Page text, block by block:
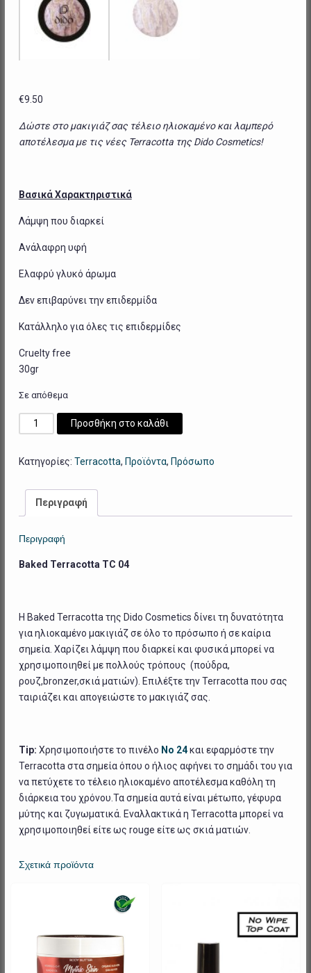
€9.50
Δώστε στο μακιγιάζ σας τέλειο ηλιοκαμένο και λαμπερό
αποτέλεσμα με τις νέες Terracotta της Dido Cosmetics!
Βασικά Χαρακτηριστικά
Λάμψη που διαρκεί
Ανάλαφρη υφή
Ελαφρύ γλυκό άρωμα
Δεν επιβαρύνει την επιδερμίδα
Κατάλληλο για όλες τις επιδερμίδες
Cruelty free
30gr
Σε απόθεμα
Baked
Terracotta
04
Προσθήκη στο καλάθι
Κατηγορίες: Terracotta, Προϊόντα, Πρόσωπο
Περιγραφή
Περιγραφή
Baked Terracotta TC 04
H Baked Terracotta της Dido Cosmetics δίνει τη δυνατότητα
για ηλιοκαμένο μακιγιάζ σε όλο το πρόσωπο ή σε καίρια
σημεία. Χαρίζει λάμψη που διαρκεί και φυσικά μπορεί να
χρησιμοποιηθεί με πολλούς τρόπους (πούδρα,
ρουζ,bronzer,σκιά ματιών). Επιλέξτε την Terracotta που σας
ταιριάζει και απογειώστε το μακιγιάζ σας.
Tip: Χρησιμοποιήστε το πινέλο Νο 24και εφαρμόστε την
Terracotta στα σημεία όπου ο ήλιος αφήνει το σημάδι του για
να πετύχετε το τέλειο ηλιοκαμένο αποτέλεσμα καθόλη τη
διάρκεια του χρόνου.Τα σημεία αυτά είναι μέτωπο, γέφυρα
μύτης και ζυγωματικά. Εναλλακτικά η Terracotta μπορεί να
χρησιμοποιηθεί είτε ως rouge είτε ως σκιά ματιών.
Σχετικά προϊόντα